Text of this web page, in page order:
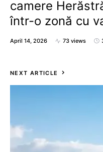
camere
într-o zonă cu
April 14, 2026 73 views
NEXT ARTICLE